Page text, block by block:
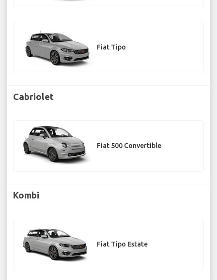
Fiat Tipo
Cabriolet
Fiat 500 Convertible
Kombi
Fiat Tipo Estate